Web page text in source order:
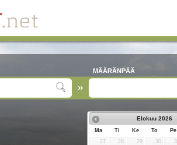
MÄÄRÄNPÄÄ
Elokuu 2026
Ma Ti Ke To
Pe
27
28 29 30